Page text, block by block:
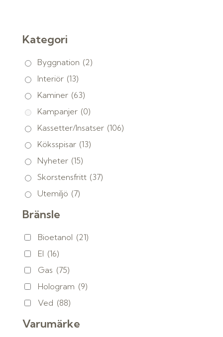
Kategori
Byggnation (2)
Interiör (13)
Kaminer (63)
Kampanjer (0)
Kassetter/Insatser (106)
Köksspisar (13)
Nyheter (15)
Skorstensfritt (37)
Utemiljö (7)
Bränsle
Bioetanol (21)
El (16)
Gas (75)
Hologram (9)
Ved (88)
Varumärke